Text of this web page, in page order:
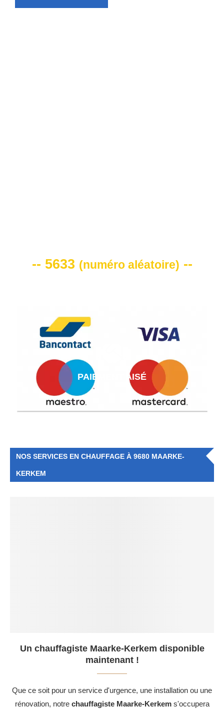
-- 5633 (numéro aléatoire) --
PAIEMENT AISÉ
NOS SERVICES EN CHAUFFAGE À 9680 MAARKE-
KERKEM
Un chauffagiste Maarke-Kerkem disponible
maintenant !
Que ce soit pour un service d'urgence, une installation ou une
rénovation, notre chauffagiste Maarke-Kerkems'occupera